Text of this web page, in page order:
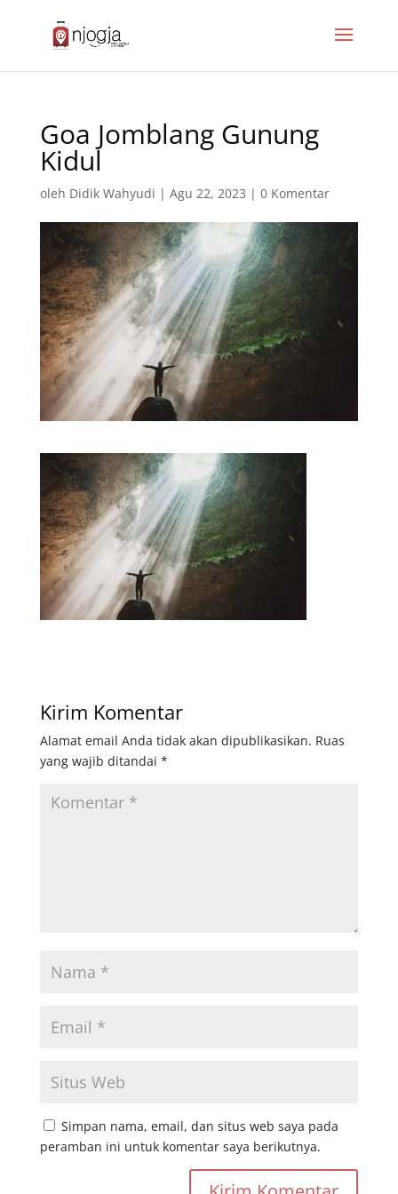
Goa Jomblang Gunung
Kidul
oleh Didik Wahyudi | Agu 22, 2023 | 0 Komentar
Kirim Komentar
Alamat email Anda tidak akan dipublikasikan. Ruas
yang wajib ditandai *
Simpan nama, email, dan situs web saya pada
peramban ini untuk komentar saya berikutnya.